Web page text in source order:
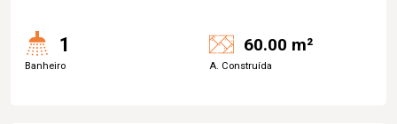
1
Banheiro
60.00 m²
A. Construída